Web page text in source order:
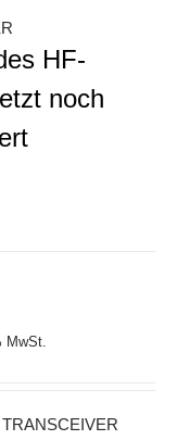
HF-
noch
MwSt.